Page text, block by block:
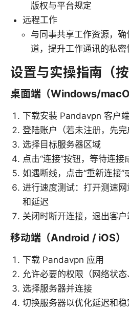
版权与平台规定
远程工作
与同事共享工作资源，
道，提升工作通讯的私密
设置与实操指南（按
桌面端（Windows/
下载安装 Pandavpn 客户
登陆账户（若未注册，先完
选择目标服务器区域
点击“连接”按钮，等待连接
如遇断线，点击“重新连接”
进行速度测试：打开测速
和延迟
关闭时断开连接，退出客户
移动端（Android / iOS）
下载 Pandavpn 应用
允许必要的权限（网络状态
选择服务器并连接
切换服务器以优化延迟和稳